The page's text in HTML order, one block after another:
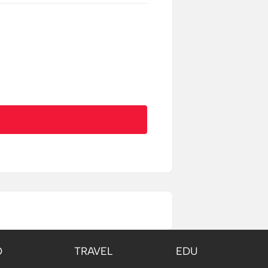
TRAVEL EDU